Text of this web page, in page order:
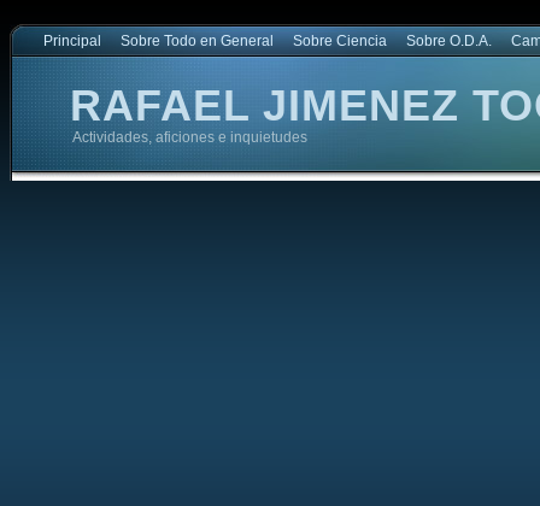
Principal Sobre Todo en General Sobre Ciencia Sobre O.D.A.
RAFAEL JIMENEZ
Actividades, aficiones e inquietudes